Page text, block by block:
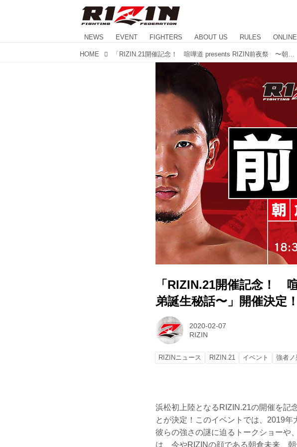
NEWS EVENT FIGHTERS ABOUT US RULES
HOME
「RIZIN.21開催記念！
弟誕生秘話〜」開催決定！
2020-02-07
RIZIN
RIZINニュース RIZIN.21 イベント 強者ノ
浜松初上陸となるRIZIN.21の開催を記
とが決定！このイベントでは、2019
彼らの強さの謎に迫るトークショーや
は、今やRIZINの顔である朝倉未来、